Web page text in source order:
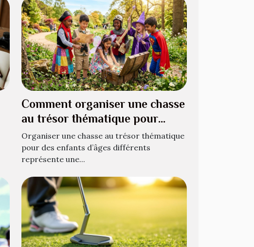
Comment organiser une chasse
au trésor thématique pour
enfants de différents âges ?
Organiser une chasse au trésor thématique
pour des enfants d’âges différents
représente une...